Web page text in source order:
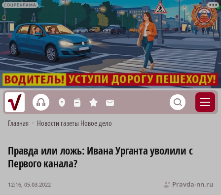
СОЦРЕКЛАМА
h L n s M S
Главная Новости газеты Новое дело
Правда или ложь: Ивана Урганта уволили с
Первого канала?
Pravda-nn.ru
12:16, 05.03.2022